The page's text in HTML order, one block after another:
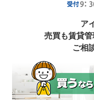
ア
売買も賃貸
ご相